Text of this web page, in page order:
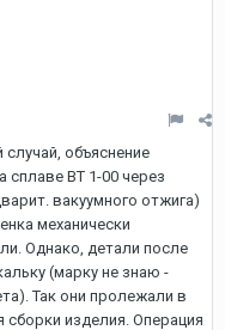
объяснение
сплаве ВТ 1-00 через
вакуумного отжига)
механически
Однако, детали после
(марку не знаю -
Так они пролежали в
сборки изделия. Операция